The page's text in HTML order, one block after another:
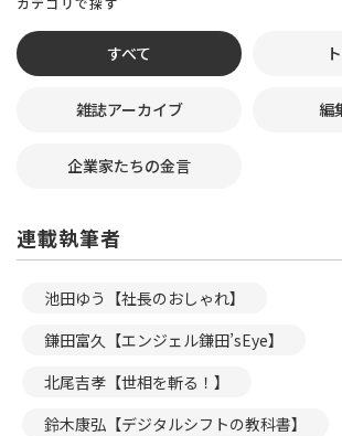
すべて
雑誌アーカイブ 編
企業家たちの金言
連載執筆者
池田ゆう【社長のおしゃれ】
鎌田富久【エンジェル鎌田’sEye】
北尾吉孝【世相を斬る！】
鈴木康弘【デジタルシフトの教科書】